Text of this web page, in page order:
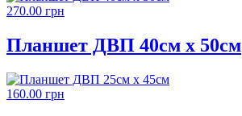
270.00 грн
Планшет ДВП 40см х 50см
160.00 грн